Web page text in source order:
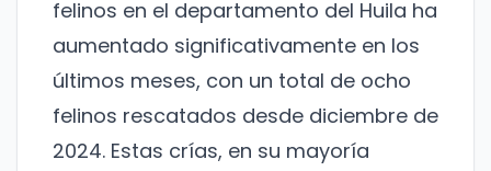
felinos en el departamento del Huila ha
aumentado significativamente en los
últimos meses, con un total de ocho
felinos rescatados desde diciembre de
2024. Estas crías, en su mayoría